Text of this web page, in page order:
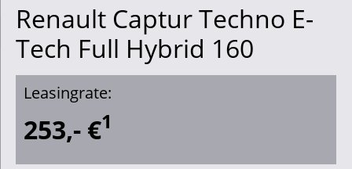
Renault Captur Techno E-
Tech Full Hybrid 160
Leasingrate:
253,- €1